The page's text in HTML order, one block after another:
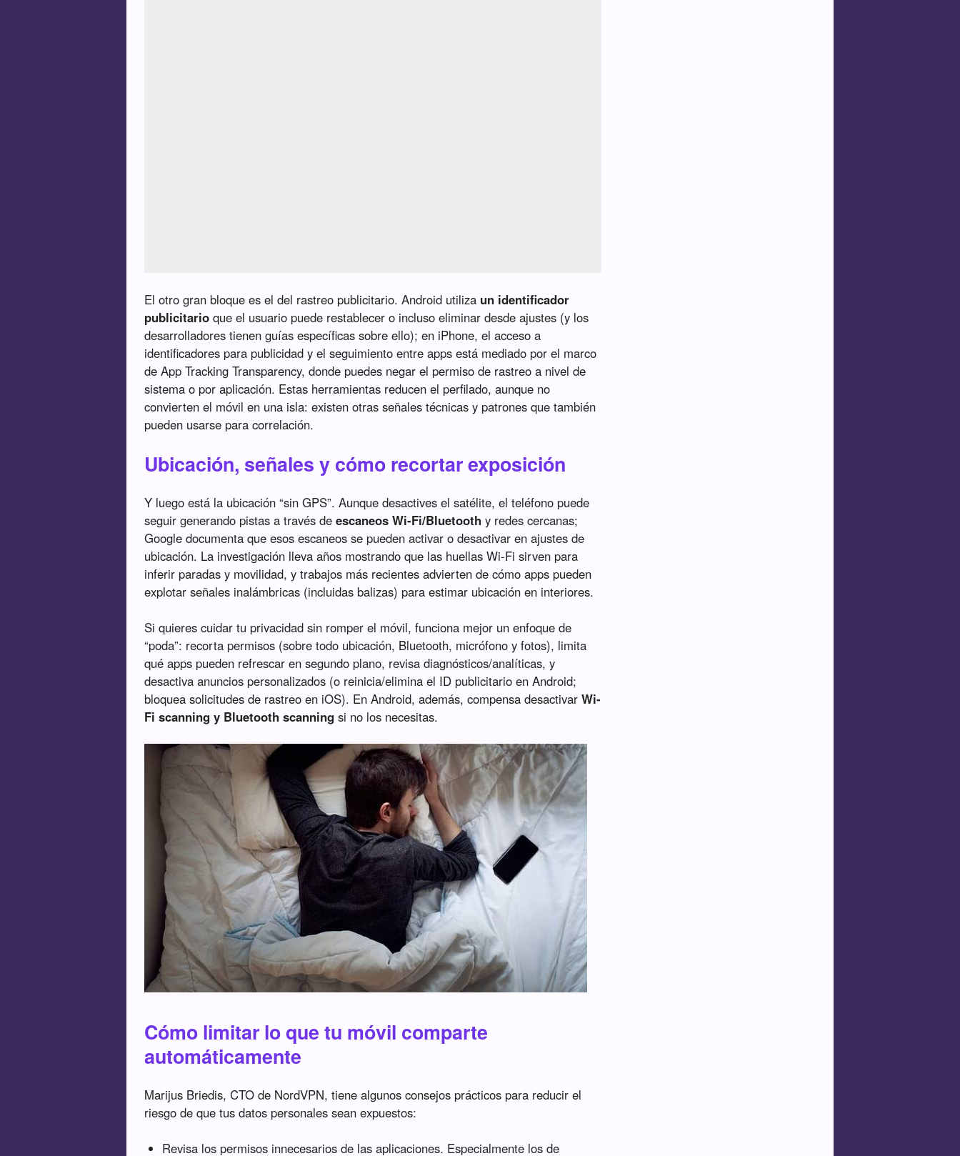
El otro gran bloque es el del rastreo publicitario. Android utiliza un identificador
publicitario que el usuario puede restablecer o incluso eliminar desde ajustes (y los
desarrolladores tienen guías específicas sobre ello); en iPhone, el acceso a
identificadores para publicidad y el seguimiento entre apps está mediado por el marco
de App Tracking Transparency, donde puedes negar el permiso de rastreo a nivel de
sistema o por aplicación. Estas herramientas reducen el perfilado, aunque no
convierten el móvil en una isla: existen otras señales técnicas y patrones que también
pueden usarse para correlación.
Ubicación, señales y cómo recortar exposición
Y luego está la ubicación “sin GPS”. Aunque desactives el satélite, el teléfono puede
seguir generando pistas a través deescaneos Wi-Fi/Bluetooth y redes cercanas;
Google documenta que esos escaneos se pueden activar o desactivar en ajustes de
ubicación. La investigación lleva años mostrando que las huellas Wi-Fi sirven para
inferir paradas y movilidad, y trabajos más recientes advierten de cómo apps pueden
explotar señales inalámbricas (incluidas balizas) para estimar ubicación en interiores.
Si quieres cuidar tu privacidad sin romper el móvil, funciona mejor un enfoque de
“poda”: recorta permisos (sobre todo ubicación, Bluetooth, micrófono y fotos), limita
qué apps pueden refrescar en segundo plano, revisa diagnósticos/analíticas, y
desactiva anuncios personalizados (o reinicia/elimina el ID publicitario en Android;
bloquea solicitudes de rastreo en iOS). En Android, además, compensa desactivarWi-
Fi scanning y Bluetooth scanning si no los necesitas.
Cómo limitar lo que tu móvil comparte
automáticamente
Marijus Briedis, CTO de NordVPN, tiene algunos consejos prácticos para reducir el
riesgo de que tus datos personales sean expuestos:
Revisa los permisos innecesarios de las aplicaciones. Especialmente los de